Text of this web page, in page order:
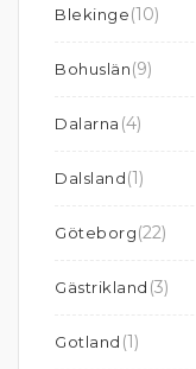
Blekinge(10)
Bohuslän(9)
Dalarna (4)
Dalsland(1)
Göteborg(22)
Gästrikland (3)
Gotland (1)